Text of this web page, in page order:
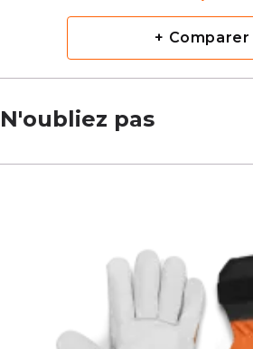
+ Comparer
N'oubliez pas